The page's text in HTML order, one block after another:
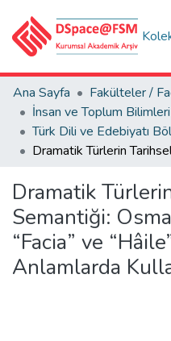
Ana Sayfa
Fakülteler /
Dramatik
Semantiği:
“Facia” ve
Anlamlarda